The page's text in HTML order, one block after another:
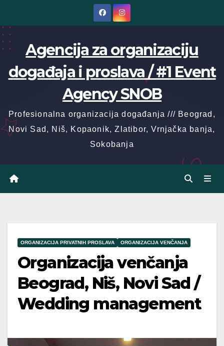
content
Agencija za organizaciju
događaja i proslava / #1 Event
Agency SNOB
Profesionalna organizacija događanja /// Beograd,
Novi Sad, Niš, Kopaonik, Zlatibor, Vrnjačka banja,
Sokobanja
ORGANIZACIJA PRIVATNIH PROSLAVA ORGANIZACIJA VENČANJA
Organizacija venčanja
Beograd, Niš, Novi Sad /
Wedding management